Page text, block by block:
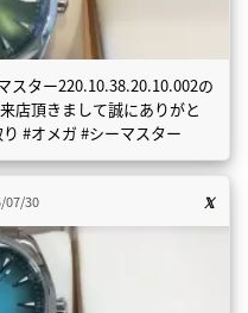
スター220.10.38.20.10.002の
店頂きまして誠にありがと
#オメガ #シーマスター
07/30